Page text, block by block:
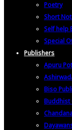
Poetry
Short
Self help
Special
Publishers
Apuru
Biso
Buddhist